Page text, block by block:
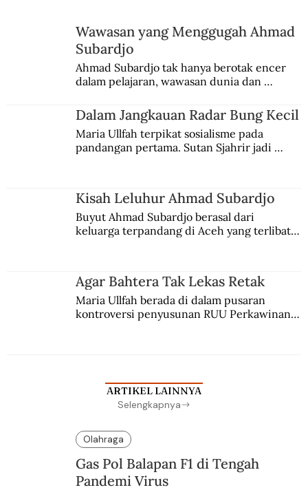
Perjalanan Hidup Mar’ie Muhammad,
Menteri Keuangan Berjuluk “Mr. Clean”
Wawasan yang Menggugah Ahmad
Subardjo
Ahmad Subardjo tak hanya berotak encer
dalam pelajaran, wawasan dunia dan
Jules Verne, Multatuli, hingga Sun Yat-sen.
Dalam Jangkauan Radar Bung Kecil
Maria Ullfah terpikat sosialisme pada
pandangan pertama. Sutan Sjahrir jadi
Kisah Leluhur Ahmad Subardjo
Buyut Ahmad Subardjo berasal dari
keluarga terpandang di Aceh yang terlibat
Agar Bahtera Tak Lekas Retak
Maria Ullfah berada di dalam pusaran
kontroversi penyusunan RUU Perkawinan.
ARTIKEL LAINNYA
Selengkapnya
Olahraga
Gas Pol Balapan F1 di Tengah
Pandemi Virus